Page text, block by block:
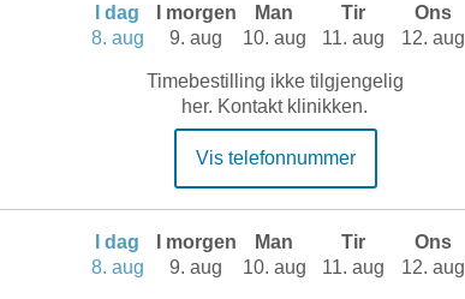
I dag
8. aug
I morgen
9. aug
Man
10. aug
Tir
11. aug
Ons
12. aug
Timebestilling ikke tilgjengelig
her. Kontakt klinikken.
Vis telefonnummer
I dag
8. aug
I morgen
9. aug
Man
10. aug
Tir
11. aug
Ons
12. aug